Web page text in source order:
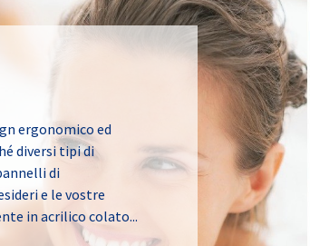
ergonomico ed
diversi tipi di
di
e le vostre
in acrilico colato...